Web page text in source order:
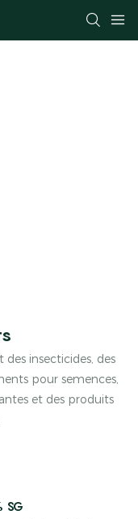
insecticides, des
pour semences,
et des produits
SG